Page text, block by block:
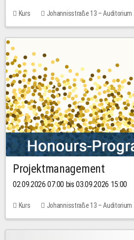
Kurs
Johannisstraße 13 – Auditorium
Keine freien Plätze
30,00 EUR
Projektmanagement
02.09.2026 07:00 bis 03.09.2026 15:00
Kurs Johannisstraße 13 – Auditorium